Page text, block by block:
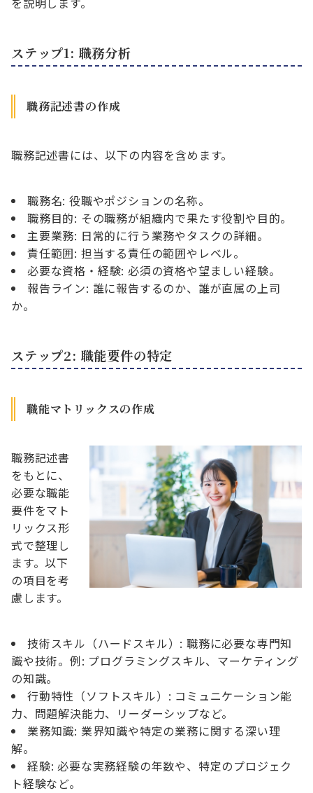
ステップ1: 職務分析
職務記述書の作成
職務記述書には、以下の内容を含めます。
職務名: 役職やポジションの名称。
職務目的: その職務が組織内で果たす役割や目的。
主要業務: 日常的に行う業務やタスクの詳細。
責任範囲: 担当する責任の範囲やレベル。
必要な資格・経験: 必須の資格や望ましい経験。
報告ライン: 誰に報告するのか、誰が直属の上司
か。
ステップ2: 職能要件の特定
職能マトリックスの作成
職務記述書
をもとに、
必要な職能
要件をマト
リックス形
式で整理し
ます。以下
の項目を考
慮します。
技術スキル（ハードスキル）: 職務に必要な専門知
識や技術。例: プログラミングスキル、マーケティング
の知識。
行動特性（ソフトスキル）: コミュニケーション能
力、問題解決能力、リーダーシップなど。
業務知識: 業界知識や特定の業務に関する深い理
解。
経験: 必要な実務経験の年数や、特定のプロジェク
ト経験など。